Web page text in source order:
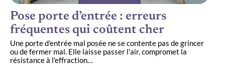
Pose porte d’entrée : erreurs
fréquentes qui coûtent cher
Une porte d'entrée mal posée ne se contente pas de grincer
ou de fermer mal. Elle laisse passer l'air, compromet la
résistance à l'effraction…